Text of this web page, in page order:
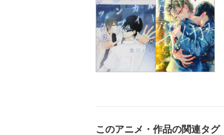
このアニメ・作品の関連タグ